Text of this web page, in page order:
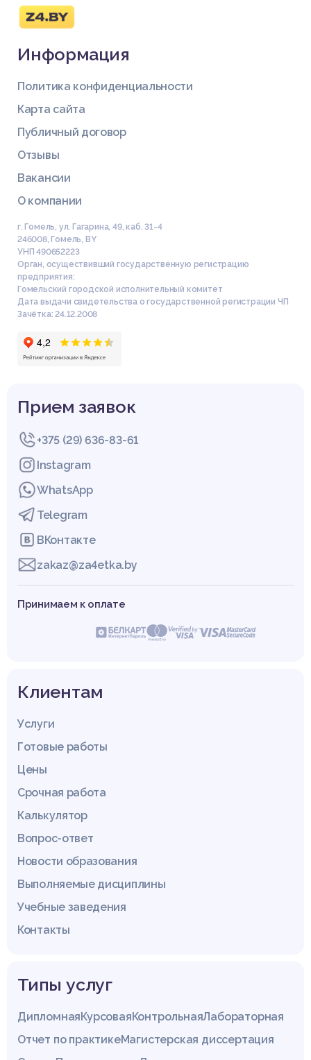
Информация
Политика конфиденциальности
Карта сайта
Публичный договор
Отзывы
Вакансии
О компании
г. Гомель, ул. Гагарина, 49, каб. 31-4
246008, Гомель, BY
УНП 490652223
Орган, осуществивший государственную регистрацию
предприятия:
Гомельский городской исполнительный комитет
Дата выдачи свидетельства о государственной регистрации ЧП
Зачётка: 24.12.2008
Прием заявок
+375 (29) 636-83-61
Instagram
WhatsApp
Telegram
ВКонтакте
zakaz@za4etka.by
Принимаем к оплате
Клиентам
Услуги
Готовые работы
Цены
Срочная работа
Калькулятор
Вопрос-ответ
Новости образования
Выполняемые дисциплины
Учебные заведения
Контакты
Типы услуг
ДипломнаяКурсоваяКонтрольнаяЛабораторная
Отчет по практикеМагистерская диссертация